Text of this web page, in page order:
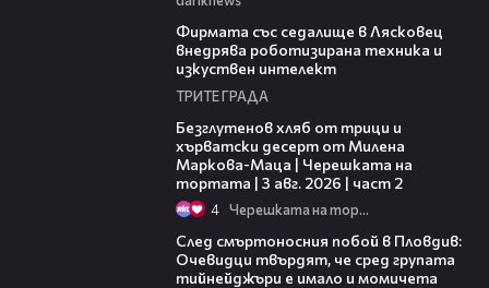
Фирмата със седалище в Лясковец
внедрява роботизирана техника и
изкуствен интелект
ТРИТЕ ГРАДА
Безглутенов хляб от трици и
хърватски десерт от Милена
Маркова-Маца | Черешката на
тортата | 3 авг. 2026 | част 2
4 Черешката на тортата
След смъртоносния побой в Пловдив:
Очевидци твърдят, че сред групата
тийнейджъри е имало и момичета